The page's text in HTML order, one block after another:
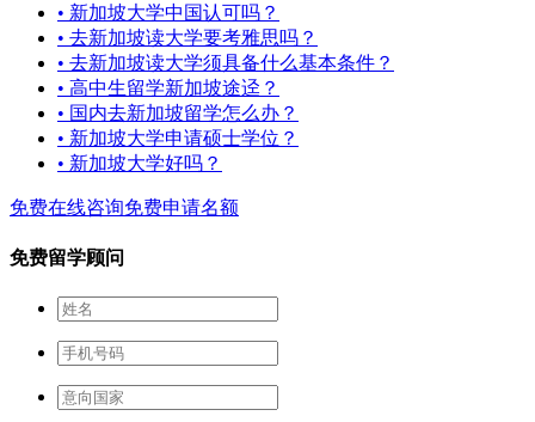
• 新加坡大学中国认可吗？
• 去新加坡读大学要考雅思吗？
• 去新加坡读大学须具备什么基本条件？
• 高中生留学新加坡途迳？
• 国内去新加坡留学怎么办？
• 新加坡大学申请硕士学位？
• 新加坡大学好吗？
免费在线咨询免费申请名额
免费留学顾问